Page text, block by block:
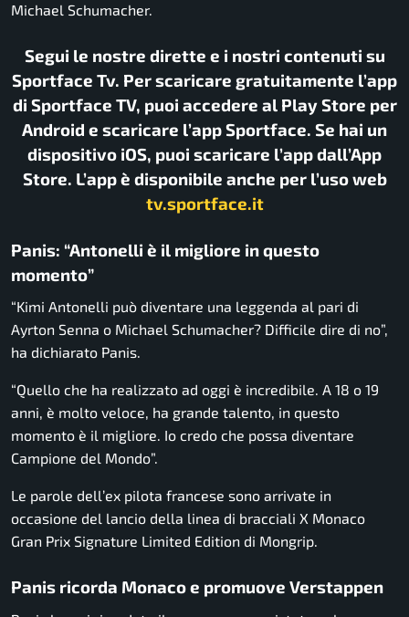
Michael Schumacher.
Segui le nostre dirette e i nostri contenuti su
Sportface Tv. Per scaricare gratuitamente l’app
di Sportface TV, puoi accedere al Play Store per
Android e scaricare l’app Sportface. Se hai un
dispositivo iOS, puoi scaricare l’app dall’App
Store. L’app è disponibile anche per l’uso web
tv.sportface.it
Panis: “Antonelli è il migliore in questo
momento”
“Kimi Antonelli può diventare una leggenda al pari di
Ayrton Senna o Michael Schumacher? Difficile dire di no”,
ha dichiarato Panis.
“Quello che ha realizzato ad oggi è incredibile. A 18 o 19
anni, è molto veloce, ha grande talento, in questo
momento è il migliore. Io credo che possa diventare
Campione del Mondo”.
Le parole dell’ex pilota francese sono arrivate in
occasione del lancio della linea di bracciali X Monaco
Gran Prix Signature Limited Edition di Mongrip.
Panis ricorda Monaco e promuove Verstappen